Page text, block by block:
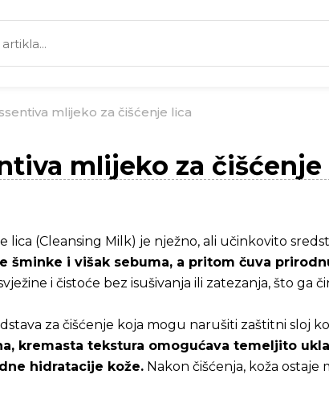
mlijeko za čišćenje lica
mlijeko za čišćenje
lica (Cleansing Milk) je nježno, ali učinkovito
šminke i višak sebuma, a pritom čuva
i čistoće bez isušivanja ili zatezanja, što ga
za čišćenje koja mogu narušiti zaštitni sloj
kremasta tekstura omogućava temeljito
hidratacije kože. Nakon čišćenja, koža ostaje